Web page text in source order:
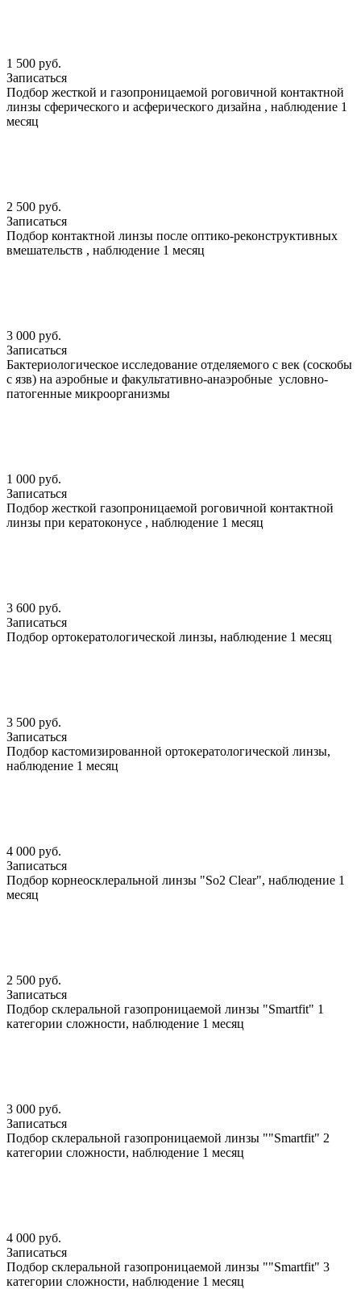
1 500 руб.
Записаться
Подбор жесткой и газопроницаемой роговичной контактной
линзы сферического и асферического дизайна , наблюдение 1
месяц
2 500 руб.
Записаться
Подбор контактной линзы после оптико-реконструктивных
вмешательств , наблюдение 1 месяц
3 000 руб.
Записаться
Бактериологическое исследование отделяемого с век (соскобы
с язв) на аэробные и факультативно-анаэробные условно-
патогенные микроорганизмы
1 000 руб.
Записаться
Подбор жесткой газопроницаемой роговичной контактной
линзы при кератоконусе , наблюдение 1 месяц
3 600 руб.
Записаться
Подбор ортокератологической линзы, наблюдение 1 месяц
3 500 руб.
Записаться
Подбор кастомизированной ортокератологической линзы,
наблюдение 1 месяц
4 000 руб.
Записаться
Подбор корнеосклеральной линзы "So2 Clear", наблюдение 1
месяц
2 500 руб.
Записаться
Подбор склеральной газопроницаемой линзы "Smartfit" 1
категории сложности, наблюдение 1 месяц
3 000 руб.
Записаться
Подбор склеральной газопроницаемой линзы ""Smartfit" 2
категории сложности, наблюдение 1 месяц
4 000 руб.
Записаться
Подбор склеральной газопроницаемой линзы ""Smartfit" 3
категории сложности, наблюдение 1 месяц